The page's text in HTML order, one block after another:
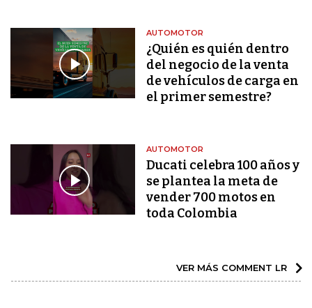
AUTOMOTOR
¿Quién es quién dentro
del negocio de la venta
de vehículos de carga en
el primer semestre?
AUTOMOTOR
Ducati celebra 100 años y
se plantea la meta de
vender 700 motos en
toda Colombia
VER MÁS COMMENT LR